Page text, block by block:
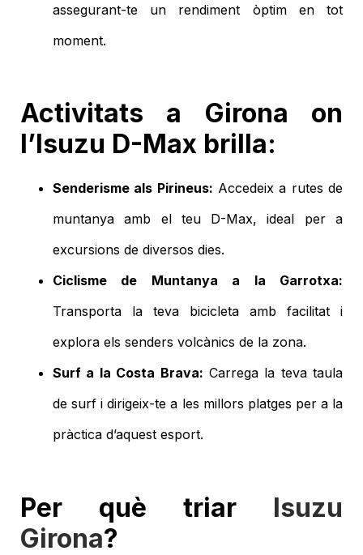
assegurant-te un rendiment òptim en tot
moment.
Activitats a Girona on
l’Isuzu D-Max brilla:
Senderisme als Pirineus: Accedeix a rutes de
muntanya amb el teu D-Max, ideal per a
excursions de diversos dies.
Ciclisme de Muntanya a la Garrotxa:
Transporta la teva bicicleta amb facilitat i
explora els senders volcànics de la zona.
Surf a la Costa Brava: Carrega la teva taula
de surf i dirigeix-te a les millors platges per a la
pràctica d’aquest esport.
Per què triar Isuzu
Girona?